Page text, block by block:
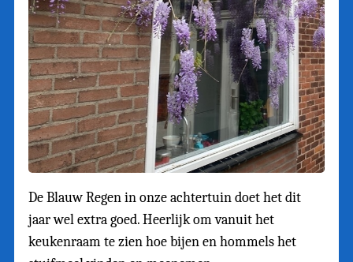
De Blauw Regen in onze achtertuin doet het dit
jaar wel extra goed. Heerlijk om vanuit het
keukenraam te zien hoe bijen en hommels het